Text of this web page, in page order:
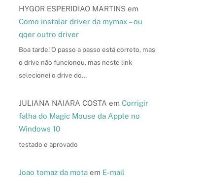
HYGOR ESPERIDIAO MARTINSem
Como instalar driver da mymax – ou
qqer outro driver
Boa tarde! O passo a passo está correto, mas
o drive não funcionou, mas neste link
selecionei o drive do…
JULIANA NAIARA COSTA em Corrigir
falha do Magic Mouse da Apple no
Windows 10
testado e aprovado
Joao tomaz da motaem E-mail